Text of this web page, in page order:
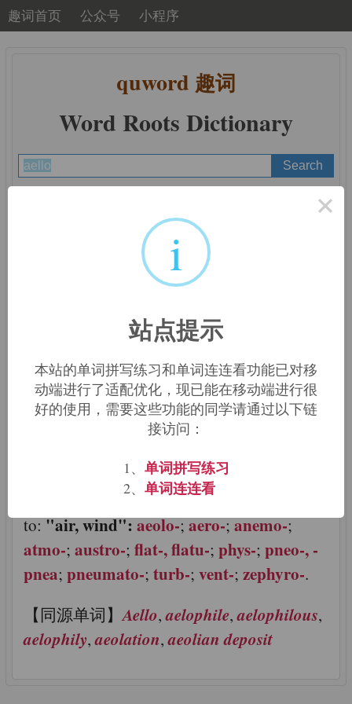
趣词首页 公众号 小程序
quword 趣词
Word Roots Dictionary
S T U
词根词缀：aello-
【来源及含义】Greek: stormy wind,
whirlwind; from Greek mythology, Aëllo, a
harpy; whose name literally means,
【相关词根词缀】 Cross references of word
groups that are related, directly or indirectly,
to:"air, wind":aeolo-;aero-;anemo-;
atmo-; austro-; flat-, flatu-; phys-; pneo-, -
pnea; pneumato-; turb-; vent-; zephyro-.
【同源单词】Aello,aelophile,aelophilous,
aelophily,aeolation,aeolian deposit
×
i
站点提示
本站的单词拼写练习和单词连连看功能已对移
动端进行了适配优化，现已能在移动端进行很
好的使用，需要这些功能的同学请通过以下链
接访问：
1、 单词拼写练习
2、 单词连连看